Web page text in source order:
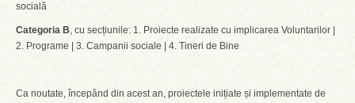
socială
Categoria B, cu secțiunile: 1. Proiecte realizate cu implicarea Voluntarilor |
2. Programe | 3. Campanii sociale | 4. Tineri de Bine
Ca noutate, începând din acest an, proiectele inițiate și implementate de